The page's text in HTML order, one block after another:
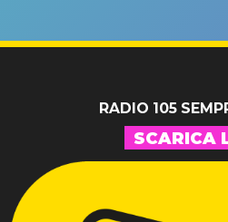
RADIO 105
SCARICA